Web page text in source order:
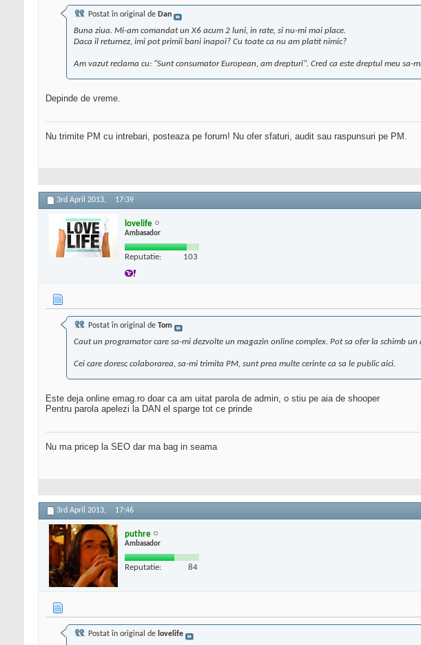
Postat în original de Dan
Buna ziua. Mi-am comandat un X6 acum 2 luni, in rate, si nu-mi mai place.
Daca il returnez, imi pot primii bani inapoi? Cu toate ca nu am platit nimic?
Am vazut reclama cu: "Sunt consumator European, am drepturi". Cred ca este dreptul meu sa-
Depinde de vreme.
Nu trimite PM cu intrebari, posteaza pe forum! Nu ofer sfaturi, audit sau raspunsuri pe PM.
3rd April 2013, 17:39
lovelife
Ambasador
Reputatie: 103
Postat în original de Tom
Caut un programator care sa-mi dezvolte un magazin online complex. Pot sa ofer la schimb
Cei care doresc colaborarea, sa-mi trimita PM, sunt prea multe cerinte ca sa le public aici.
Este deja online emag.ro doar ca am uitat parola de admin, o stiu pe aia de shooper
Pentru parola apelezi la DAN el sparge tot ce prinde
Nu ma pricep la SEO dar ma bag in seama
3rd April 2013, 17:46
puthre
Ambasador
Reputatie: 84
Postat în original de lovelife